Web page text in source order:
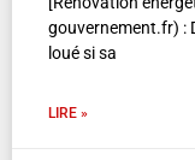
gouvernement.fr) :
loué si sa
LIRE »